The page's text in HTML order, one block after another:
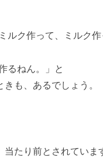
ルク作って、ミルク作
るねん。」と
も、あるでしょう。
たり前とされていま